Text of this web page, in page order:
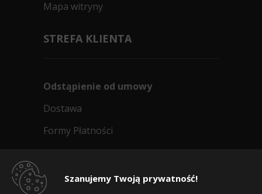
Szanujemy Twoją prywatność!
Mapa witryny
STREFA KLIENTA
Odstąpienie od umowy
Dostawa
Formy Płatności
Dlaczego warto kupić w 24opony.pl